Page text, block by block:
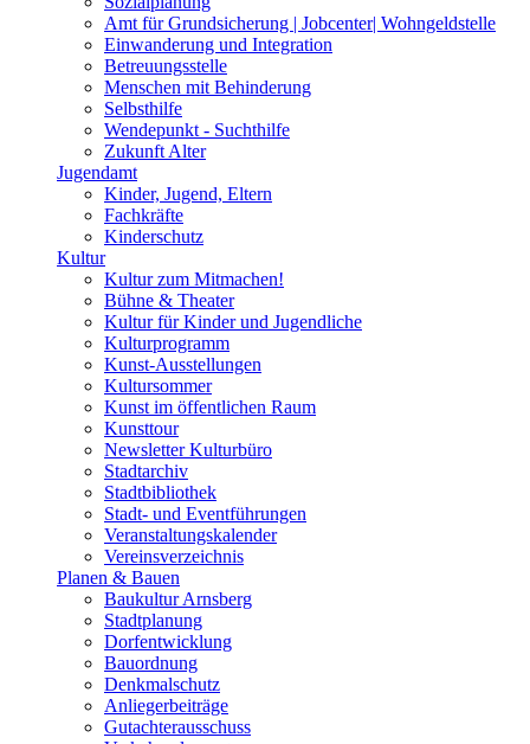
Amt für Grundsicherung | Jobcenter| Wohngeldstelle
Einwanderung und Integration
Betreuungsstelle
Menschen mit Behinderung
Selbsthilfe
Wendepunkt - Suchthilfe
Zukunft Alter
Jugendamt
Kinder, Jugend, Eltern
Fachkräfte
Kinderschutz
Kultur
Kultur zum Mitmachen!
Bühne & Theater
Kultur für Kinder und Jugendliche
Kulturprogramm
Kunst-Ausstellungen
Kultursommer
Kunst im öffentlichen Raum
Kunsttour
Newsletter Kulturbüro
Stadtarchiv
Stadtbibliothek
Stadt- und Eventführungen
Veranstaltungskalender
Vereinsverzeichnis
Planen & Bauen
Baukultur Arnsberg
Stadtplanung
Dorfentwicklung
Bauordnung
Denkmalschutz
Anliegerbeiträge
Gutachterausschuss